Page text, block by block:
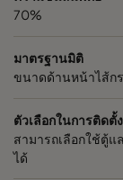
70%
มาตรฐานมิติ
ขนาดด้านหน้าไส้ก
ตัวเลือกในการติดตั้ง
สามารถเลือกใช้ตู้
ได้